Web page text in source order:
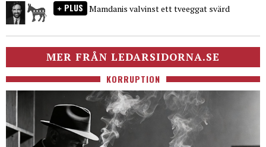
PLUS Mamdanis valvinst ett tveeggat svärd
MER FRÅN LEDARSIDORNA.SE
KORRUPTION